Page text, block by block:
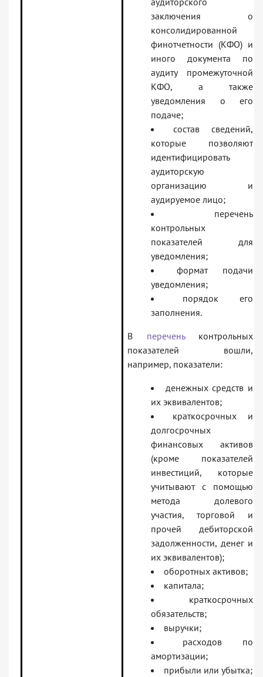
заключения о
консолидированной
финотчетности (КФО) и
иного документа по
аудиту промежуточной
КФО, а также
уведомления о его
подаче;
состав сведений,
которые позволяют
идентифицировать
аудиторскую
организацию и
аудируемое лицо;
перечень
контрольных
показателей для
уведомления;
формат подачи
уведомления;
порядок его
заполнения.
В переченьконтрольных
показателей вошли,
например, показатели:
денежных средств и
их эквивалентов;
краткосрочных и
долгосрочных
финансовых активов
(кроме показателей
инвестиций, которые
учитывают с помощью
метода долевого
участия, торговой и
прочей дебиторской
задолженности, денег и
их эквивалентов);
оборотных активов;
капитала;
краткосрочных
обязательств;
выручки;
расходов по
амортизации;
прибыли или убытка;